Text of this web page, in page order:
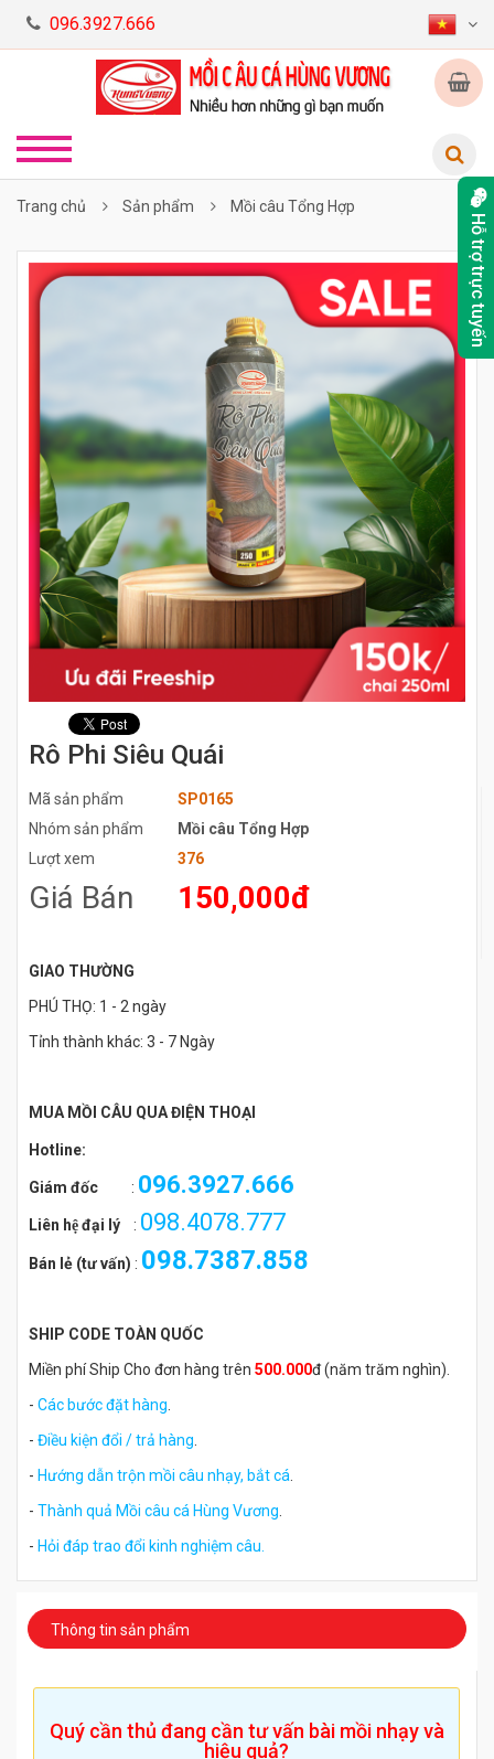
096.3927.666
Trang chủ Sản phẩm Mồi câu Tổng Hợp
Rô Phi Siêu Quái
Mã sản phẩm
SP0165
Nhóm sản phẩm
Mồi câu Tổng Hợp
Lượt xem
376
Giá Bán 150,000đ
GIAO THƯỜNG
PHÚ THỌ: 1 - 2 ngày
Tỉnh thành khác: 3 - 7 Ngày
MUA MỒI CÂU QUA ĐIỆN THOẠI
Hotline:
Giám đốc : 096.3927.666
Liên hệ đại lý : 098.4078.777
Bán lẻ (tư vấn) : 098.7387.858
SHIP CODE TOÀN QUỐC
Miền phí Ship Cho đơn hàng trên 500.000đ (năm trăm nghìn).
- Các bước đặt hàng
- Điều kiện đổi / trả hàng
- Hướng dẫn trộn mồi câu nhạy, bắt cá
- Thành quả Mồi câu cá Hùng Vương
- Hỏi đáp trao đổi kinh nghiệm câu.
Thông tin sản phẩm
Quý cần thủ đang cần tư vấn bài mồi nhạy và
hiệu quả?
Hỗ trợ trực tuyến